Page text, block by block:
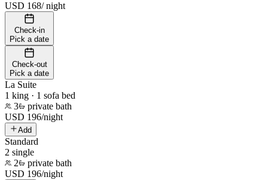
USD 168/night
Check-in
Pick a date
Check-out
Pick a date
La Suite
1 king · 1 sofa bed
3
private bath
USD 196/night
Add
Standard
2 single
2
private bath
USD 196/night